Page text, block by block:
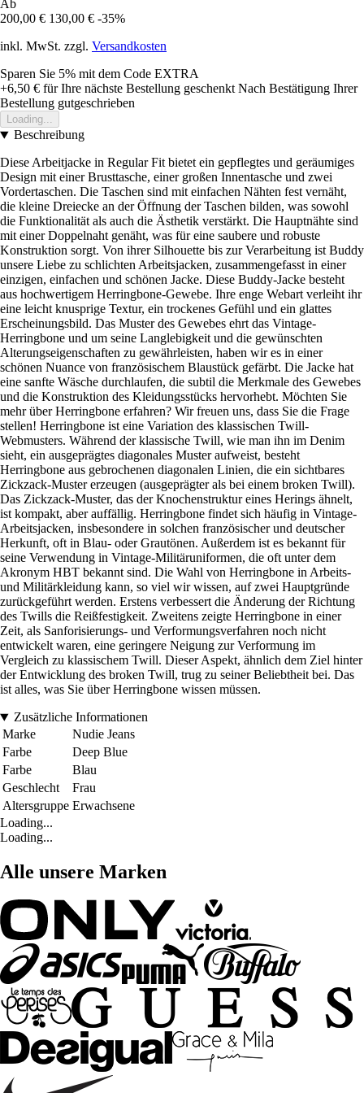
Ab
200,00 € 130,00 € -35%
inkl. MwSt. zzgl. Versandkosten
Sparen Sie 5% mit dem Code EXTRA
+6,50 € für Ihre nächste Bestellung geschenkt Nach Bestätigung Ihrer
Bestellung gutgeschrieben
Loading...
Beschreibung
Diese Arbeitjacke in Regular Fit bietet ein gepflegtes und geräumiges
Design mit einer Brusttasche, einer großen Innentasche und zwei
Vordertaschen. Die Taschen sind mit einfachen Nähten fest vernäht,
die kleine Dreiecke an der Öffnung der Taschen bilden, was sowohl
die Funktionalität als auch die Ästhetik verstärkt. Die Hauptnähte sind
mit einer Doppelnaht genäht, was für eine saubere und robuste
Konstruktion sorgt. Von ihrer Silhouette bis zur Verarbeitung ist Buddy
unsere Liebe zu schlichten Arbeitsjacken, zusammengefasst in einer
einzigen, einfachen und schönen Jacke. Diese Buddy-Jacke besteht
aus hochwertigem Herringbone-Gewebe. Ihre enge Webart verleiht ihr
eine leicht knusprige Textur, ein trockenes Gefühl und ein glattes
Erscheinungsbild. Das Muster des Gewebes ehrt das Vintage-
Herringbone und um seine Langlebigkeit und die gewünschten
Alterungseigenschaften zu gewährleisten, haben wir es in einer
schönen Nuance von französischem Blaustück gefärbt. Die Jacke hat
eine sanfte Wäsche durchlaufen, die subtil die Merkmale des Gewebes
und die Konstruktion des Kleidungsstücks hervorhebt. Möchten Sie
mehr über Herringbone erfahren? Wir freuen uns, dass Sie die Frage
stellen! Herringbone ist eine Variation des klassischen Twill-
Webmusters. Während der klassische Twill, wie man ihn im Denim
sieht, ein ausgeprägtes diagonales Muster aufweist, besteht
Herringbone aus gebrochenen diagonalen Linien, die ein sichtbares
Zickzack-Muster erzeugen (ausgeprägter als bei einem broken Twill).
Das Zickzack-Muster, das der Knochenstruktur eines Herings ähnelt,
ist kompakt, aber auffällig. Herringbone findet sich häufig in Vintage-
Arbeitsjacken, insbesondere in solchen französischer und deutscher
Herkunft, oft in Blau- oder Grautönen. Außerdem ist es bekannt für
seine Verwendung in Vintage-Militäruniformen, die oft unter dem
Akronym HBT bekannt sind. Die Wahl von Herringbone in Arbeits-
und Militärkleidung kann, so viel wir wissen, auf zwei Hauptgründe
zurückgeführt werden. Erstens verbessert die Änderung der Richtung
des Twills die Reißfestigkeit. Zweitens zeigte Herringbone in einer
Zeit, als Sanforisierungs- und Verformungsverfahren noch nicht
entwickelt waren, eine geringere Neigung zur Verformung im
Vergleich zu klassischem Twill. Dieser Aspekt, ähnlich dem Ziel hinter
der Entwicklung des broken Twill, trug zu seiner Beliebtheit bei. Das
ist alles, was Sie über Herringbone wissen müssen.
Zusätzliche Informationen
Marke
Nudie Jeans
Farbe
Deep Blue
Farbe
Blau
Geschlecht
Frau
Altersgruppe Erwachsene
Loading...
Loading...
Alle unsere Marken